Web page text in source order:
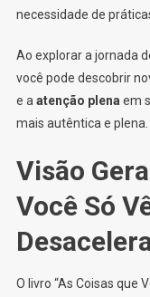
necessidade de
Ao explorar a jornada
você pode descobrir
e a atenção plena em
mais autêntica e plena.
Visão
Você Só
O livro “As Coisas que